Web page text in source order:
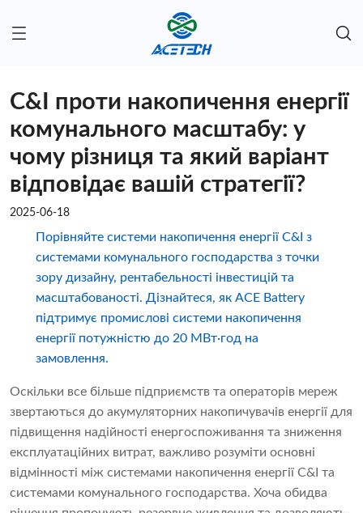
C&I проти накопичення енергії
комунального масштабу: у
чому різниця та який варіант
відповідає вашій стратегії?
2025-06-18
Порівняйте системи накопичення енергії C&I з
системами комунального господарства з точки
зору дизайну, рентабельності інвестицій та
масштабованості. Дізнайтеся, як ACE Battery
підтримує промислові системи накопичення
енергії потужністю до 20 МВт·год на
замовлення.
Оскільки все більше підприємств та операторів мереж
звертаються до акумуляторних накопичувачів енергії для
підвищення надійності енергоспоживання та зниження
експлуатаційних витрат, важливо розуміти основні
відмінності між системами накопичення енергії C&I та
системами комунального господарства. Хоча обидва